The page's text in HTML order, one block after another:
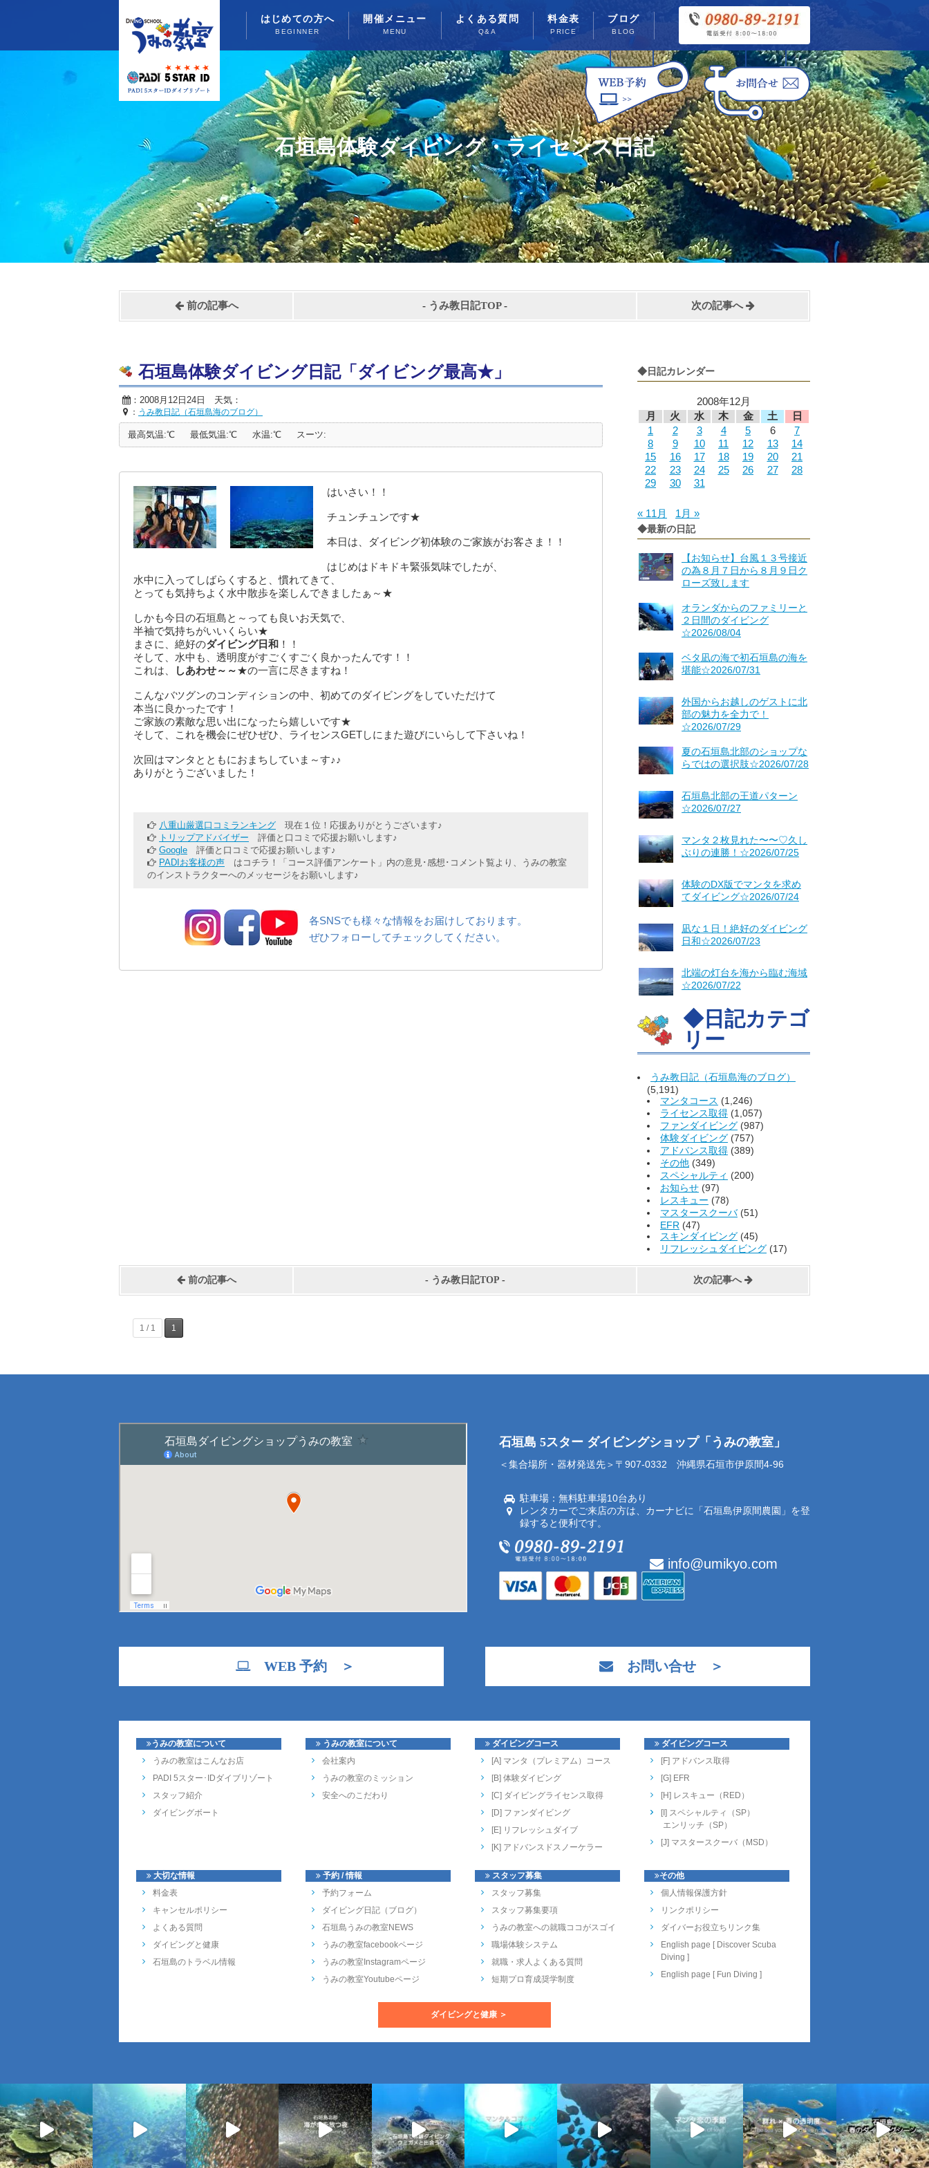
はじめての方へ
BEGINNER
開催メニュー
MENU
よくある質問
Q&A
料金表
PRICE
ブログ
BLOG
石垣島体験ダイビング・ライセンス日記
前の記事へ - うみ教日記TOP- 次の記事へ
◆日記カレンダー
2008年12月
月
火 水 木 金 土
日
1
2 3 4 5 6
7
8
9 10 11 12 13
14
15
16 17 18 19 20
21
22
23 24 25 26 27
28
29
30 31
« 11月 1月 »
◆最新の日記
【お知らせ】台風１３号接近
の為８月７日から８月９日ク
ローズ致します
オランダからのファミリーと
２日間のダイビング
☆2026/08/04
ベタ凪の海で初石垣島の海を
堪能☆2026/07/31
外国からお越しのゲストに北
部の魅力を全力で！
☆2026/07/29
夏の石垣島北部のショップな
らではの選択肢☆2026/07/28
石垣島北部の王道パターン
☆2026/07/27
マンタ２枚見れた〜〜♡久し
ぶりの連勝！☆2026/07/25
体験のDX版でマンタを求め
てダイビング☆2026/07/24
凪な１日！絶好のダイビング
日和☆2026/07/23
北端の灯台を海から臨む海域
☆2026/07/22
◆日記カテゴ
リー
うみ教日記（石垣島海のブログ）
(5,191)
マンタコース (1,246)
ライセンス取得 (1,057)
ファンダイビング (987)
体験ダイビング (757)
アドバンス取得 (389)
その他 (349)
スペシャルティ (200)
お知らせ (97)
レスキュー (78)
マスタースクーバ(51)
EFR (47)
スキンダイビング (45)
リフレッシュダイビング (17)
石垣島体験ダイビング日記「ダイビング最高★」
：2008月12日24日 天気：
： うみ教日記（石垣島海のブログ）
最高気温:℃ 最低気温:℃ 水温:℃ スーツ:
はいさい！！
チュンチュンです★
本日は、ダイビング初体験のご家族がお客さま！！
はじめはドキドキ緊張気味でしたが、
水中に入ってしばらくすると、慣れてきて、
とっても気持ちよく水中散歩を楽しんできましたぁ～★
しかも今日の石垣島と～っても良いお天気で、
半袖で気持ちがいいくらい★
まさに、絶好のダイビング日和 ！！
そして、水中も、透明度がすごくすごく良かったんです！！
これは、
しあわせ～～★の一言に尽きますね！
こんなバツグンのコンディションの中、初めてのダイビングをしていただけて
本当に良かったです！
ご家族の素敵な思い出になったら嬉しいです★
そして、これを機会にぜひぜひ、ライセンスGETしにまた遊びにいらして下さいね！
次回はマンタとともにおまちしていま～す♪♪
ありがとうございました！
八重山厳選口コミランキング 現在１位！応援ありがとうございます♪
トリップアドバイザー 評価と口コミで応援お願いします♪
Google 評価と口コミで応援お願いします♪
PADIお客様の声 はコチラ！「コース評価アンケート」内の意見･感想･コメント覧より、うみの教室
のインストラクターへのメッセージをお願いします♪
各SNSでも様々な情報をお届けしております。
ぜひフォローしてチェックしてください。
前の記事へ - うみ教日記TOP- 次の記事へ
1 / 1 1
石垣島 5スター ダイビングショップ「うみの教室」
＜集合場所・器材発送先＞〒907-0332 沖縄県石垣市伊原間4-96
駐車場：無料駐車場10台あり
レンタカーでご来店の方は、カーナビに「石垣島伊原間農園」を登
録すると便利です。
info@umikyo.com
WEB 予約 ＞ お問い合せ ＞
うみの教室について
うみの教室はこんなお店
PADI 5スター･IDダイブリゾート
スタッフ紹介
ダイビングボート
大切な情報
料金表
キャンセルポリシー
よくある質問
ダイビングと健康
石垣島のトラベル情報
うみの教室について
会社案内
うみの教室のミッション
安全へのこだわり
予約 / 情報
予約フォーム
ダイビング日記（ブログ）
石垣島うみの教室NEWS
うみの教室facebookページ
うみの教室Instagramページ
うみの教室Youtubeページ
ダイビングコース
[A] マンタ（プレミアム）コース
[B] 体験ダイビング
[C] ダイビングライセンス取得
[D] ファンダイビング
[E] リフレッシュダイブ
[K] アドバンスドスノーケラー
スタッフ募集
スタッフ募集
スタッフ募集要項
うみの教室への就職ココがスゴイ
職場体験システム
就職・求人よくある質問
短期プロ育成奨学制度
ダイビングコース
[F] アドバンス取得
[G] EFR
[H] レスキュー（RED）
[I] スペシャルティ（SP）
エンリッチ（SP）
[J] マスタースクーバ（MSD）
その他
個人情報保護方針
リンクポリシー
ダイバーお役立ちリンク集
English page [ Discover Scuba
Diving ]
English page [ Fun Diving ]
ダイビングと健康 ＞